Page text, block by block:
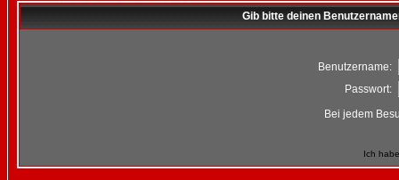
Gib bitte deinen
Benutzername:
Passwort:
Bei jedem
Ich